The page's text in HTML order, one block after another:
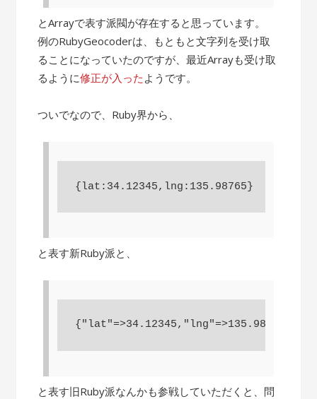
とArrayで表す派閥が存在すると思っています。
例のRubyGeocoderは、もともと文字列を受け取
ることになっていたのですが、最近Arrayも受け取
るように修正が入った ようです。
ついでなので、Ruby界から、
と表す新Ruby派と、
と表す旧Ruby派なんかも参戦していただくと、問